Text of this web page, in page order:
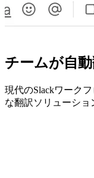
チームが自
現代のSlackワーク
な翻訳ソリューショ